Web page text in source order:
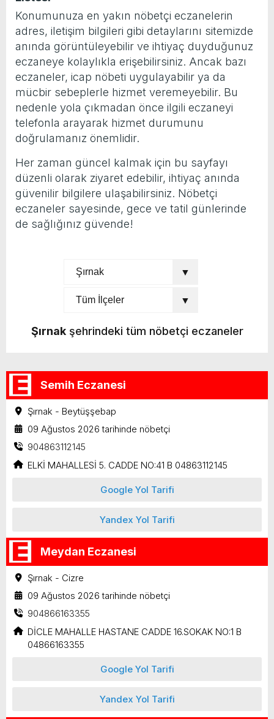
Konumunuza en yakın nöbetçi eczanelerin
adres, iletişim bilgileri gibi detaylarını sitemizde
anında görüntüleyebilir ve ihtiyaç duyduğunuz
eczaneye kolaylıkla erişebilirsiniz. Ancak bazı
eczaneler, icap nöbeti uygulayabilir ya da
mücbir sebeplerle hizmet veremeyebilir. Bu
nedenle yola çıkmadan önce ilgili eczaneyi
telefonla arayarak hizmet durumunu
doğrulamanız önemlidir.
Her zaman güncel kalmak için bu sayfayı
düzenli olarak ziyaret edebilir, ihtiyaç anında
güvenilir bilgilere ulaşabilirsiniz. Nöbetçi
eczaneler sayesinde, gece ve tatil günlerinde
de sağlığınız güvende!
Şırnakşehrindeki tüm nöbetçi eczaneler
Semih Eczanesi
Şırnak - Beytüşşebap
09 Ağustos 2026 tarihinde nöbetçi
904863112145
ELKİ MAHALLESİ 5. CADDE NO:41 B 04863112145
Google Yol Tarifi
Yandex Yol Tarifi
Meydan Eczanesi
Şırnak - Cizre
09 Ağustos 2026 tarihinde nöbetçi
904866163355
DİCLE MAHALLE HASTANE CADDE 16.SOKAK NO:1 B
04866163355
Google Yol Tarifi
Yandex Yol Tarifi